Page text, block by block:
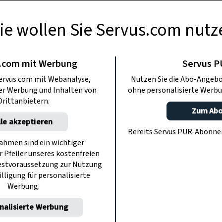
Wie gut
Tirolerisch?
Sie gleich, der kommt aus Tirol?
des Wortes ins Hochdeutsche?
Sprachwissen!
wollen Sie Servus.com
mit Werbung
mit Webanalyse,
Werbung und Inhalten von
akzeptieren
sind ein wichtiger
unseres kostenfreien
zur Nutzung
für personalisierte
Werbung.
Werbung
Servus
Nutzen Sie die Abo-
ohne personalisierte
Zum
Bereits Servus PUR-